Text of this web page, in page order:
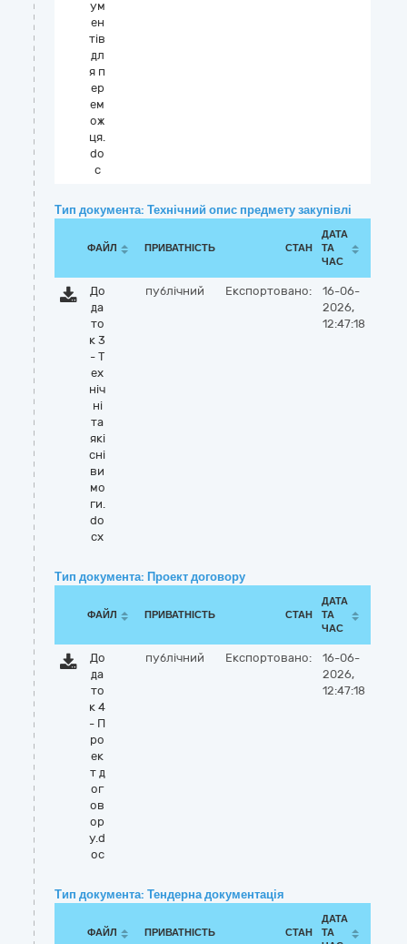
ум
ен
тів
дл
я п
ер
ем
ож
ця.
do
c
Тип документа: Технічний опис предмету закупівлі
ФАЙЛ ПРИВАТНІСТЬ СТАН
ДАТА
ТА
ЧАС
До
да
то
к 3
- Т
ех
ніч
ні
та
які
сні
ви
мо
ги.
do
cx
публічний Експортовано:
16-06-
2026,
12:47:18
Тип документа: Проект договору
ФАЙЛ ПРИВАТНІСТЬ СТАН
ДАТА
ТА
ЧАС
До
да
то
к 4
- П
ро
ек
т д
ог
ов
ор
у.d
oc
публічний Експортовано:
16-06-
2026,
12:47:18
Тип документа: Тендерна документація
ФАЙЛ ПРИВАТНІСТЬ СТАН
ДАТА
ТА